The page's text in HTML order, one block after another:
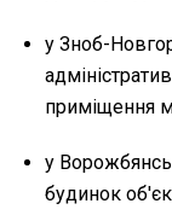
у Зноб-
приміщення
у
будинок